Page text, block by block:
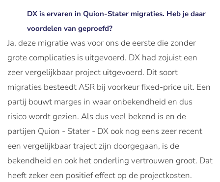
DX is ervaren in Quion-Stater migraties. Heb je daar
voordelen van geproefd?
Ja, deze migratie was voor ons de eerste die zonder
grote complicaties is uitgevoerd. DX had zojuist een
zeer vergelijkbaar project uitgevoerd. Dit soort
migraties besteedt ASR bij voorkeur fixed-price uit. Een
partij bouwt marges in waar onbekendheid en dus
risico wordt gezien. Als dus veel bekend is en de
partijen Quion - Stater - DX ook nog eens zeer recent
een vergelijkbaar traject zijn doorgegaan, is de
bekendheid en ook het onderling vertrouwen groot. Dat
heeft zeker een positief effect op de projectkosten.